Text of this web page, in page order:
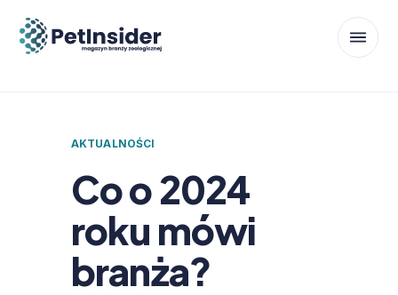
AKTUALNOŚCI
Co o 2024
roku mówi
branża?